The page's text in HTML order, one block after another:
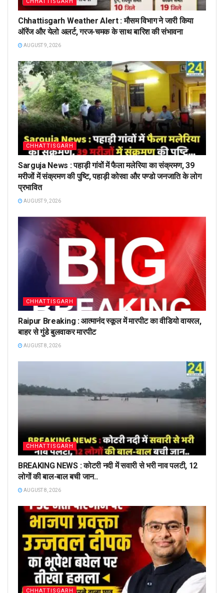
CHHATTISGARH
Chhattisgarh Weather Alert : मौसम विभाग ने जारी किया
ऑरेंज और येलो अलर्ट, गरज-चमक के साथ बारिश की संभावना
AUGUST 9, 2026
CHHATTISGARH
Sarguja News : पहाड़ी गांवों में फैला मलेरिया का संक्रमण, 39
मरीजों में संक्रमण की पुष्टि, पहाड़ी कोरवा और पण्डो जनजाति के लोग
प्रभावित
AUGUST 9, 2026
CHHATTISGARH
Raipur Breaking : आत्मानंद स्कूल में मारपीट का वीडियो वायरल,
बाहर से गुंडे बुलवाकर मारपीट
AUGUST 8, 2026
CHHATTISGARH
BREAKING NEWS : कोटरी नदी में सवारी से भरी नाव पलटी, 12
लोगों की बाल-बाल बची जान..
AUGUST 8, 2026
CHHATTISGARH